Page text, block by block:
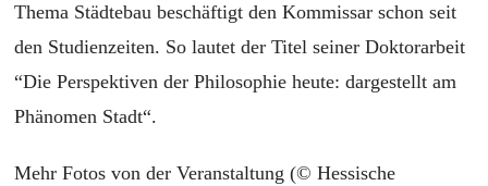
Thema Städtebau beschäftigt den Kommissar schon seit
den Studienzeiten. So lautet der Titel seiner Doktorarbeit
“Die Perspektiven der Philosophie heute: dargestellt am
Phänomen Stadt“.
Mehr Fotos von der Veranstaltung (©Hessische